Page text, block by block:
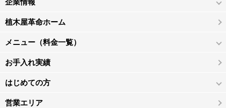
企業情報
植木屋革命ホーム
メニュー（料金一覧）
お手入れ実績
はじめての方
営業エリア